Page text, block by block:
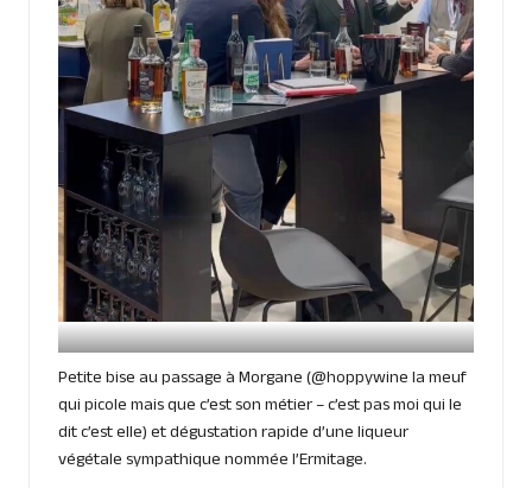
Petite bise au passage à Morgane (@hoppywine la meuf
qui picole mais que c’est son métier – c’est pas moi qui le
dit c’est elle) et dégustation rapide d’une liqueur
végétale sympathique nommée l’Ermitage.